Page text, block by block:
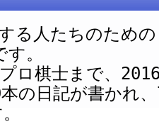
る人たちのた
。
ロ棋士まで、
の日記が書かれ